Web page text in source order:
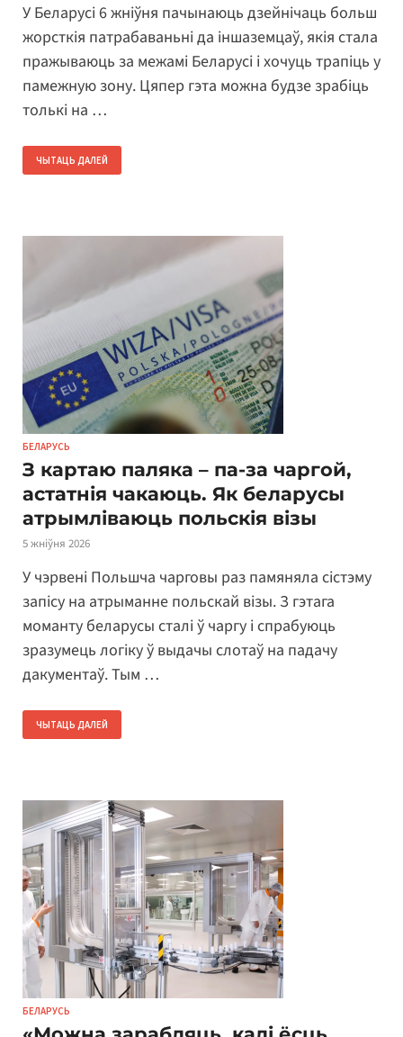
У Беларусі 6 жніўня пачынаюць дзейнічаць больш
жорсткія патрабаваньні да іншаземцаў, якія стала
пражываюць за межамі Беларусі і хочуць трапіць у
памежную зону. Цяпер гэта можна будзе зрабіць
толькі на …
ЧЫТАЦЬ ДАЛЕЙ
БЕЛАРУСЬ
З картаю паляка – па-за чаргой,
астатнія чакаюць. Як беларусы
атрымліваюць польскія візы
5 жніўня 2026
У чэрвені Польшча чарговы раз памяняла сістэму
запісу на атрыманне польскай візы. З гэтага
моманту беларусы сталі ў чаргу і спрабуюць
зразумець логіку ў выдачы слотаў на падачу
дакументаў. Тым …
ЧЫТАЦЬ ДАЛЕЙ
БЕЛАРУСЬ